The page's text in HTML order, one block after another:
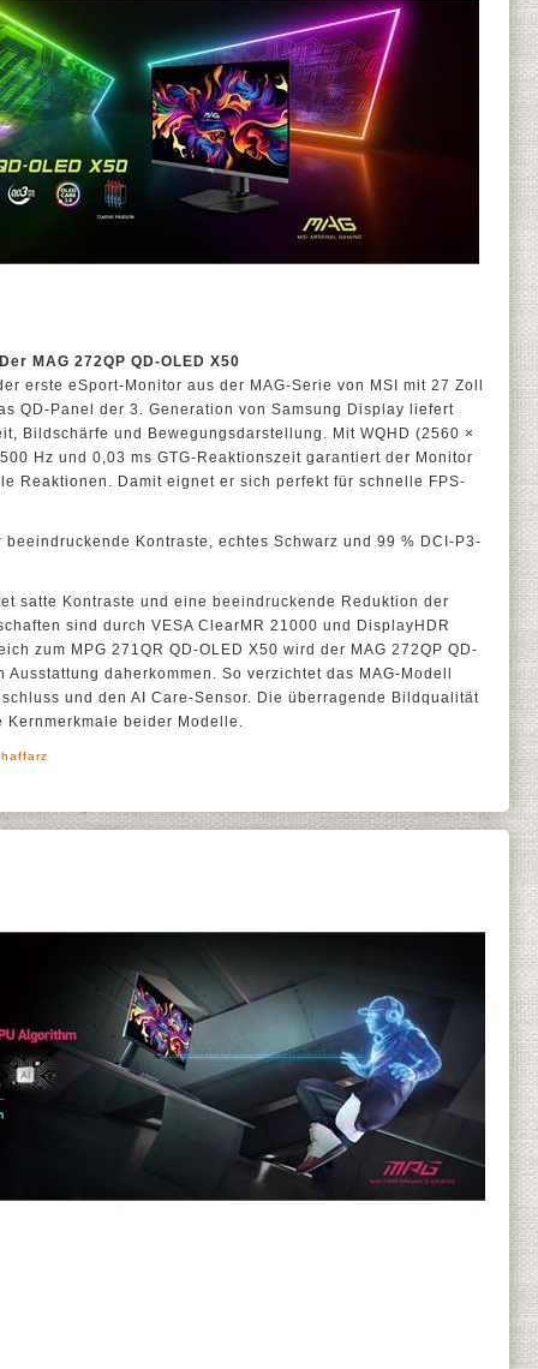
MAG 272QP QD-OLED X50
erste eSport-Monitor aus der MAG-Serie von MSI mit 27 Zoll
QD-Panel der 3. Generation von Samsung Display liefert
Bildschärfe und Bewegungsdarstellung. Mit WQHD (2560 ×
Hz und 0,03 ms GTG-Reaktionszeit garantiert der Monitor
Reaktionen. Damit eignet er sich perfekt für schnelle FPS-
Kontraste, echtes Schwarz und 99 % DCI-P3-
satte Kontraste und eine beeindruckende Reduktion der
sind durch VESA ClearMR 21000 und DisplayHDR
zum MPG 271QR QD-OLED X50 wird der MAG 272QP QD-
daherkommen. So verzichtet das MAG-Modell
und den AI Care-Sensor. Die überragende Bildqualität
beider Modelle.